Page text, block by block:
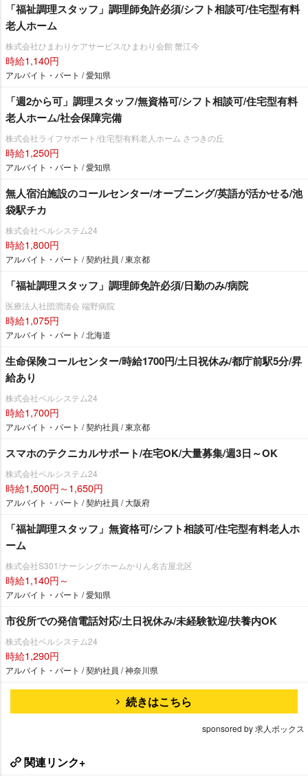
「福祉調理スタッフ」調理師免許必須/シフト相談可/住宅型有料
老人ホーム
株式会社ひまわりケアサービス/ひまわり会館 蟹江今
時給1,140円
アルバイト・パート / 愛知県
「週2から可」調理スタッフ/無資格可/シフト相談可/住宅型有料
老人ホーム/社会保障完備
株式会社ライフサポート/住宅型有料老人ホーム さつきの丘
時給1,250円
アルバイト・パート / 愛知県
無人宿泊施設のコールセンター/オープニング/英語が活かせる/池
袋駅チカ
株式会社ベルシステム24
時給1,800円
アルバイト・パート / 契約社員 / 東京都
「福祉調理スタッフ」調理師免許必須/日勤のみ/病院
医療法人社団潤清会 端野病院
時給1,075円
アルバイト・パート / 北海道
生命保険コールセンター/時給1700円/土日祝休み/都庁前駅5分/昇
給あり
株式会社ベルシステム24
時給1,700円
アルバイト・パート / 契約社員 / 東京都
スマホのテクニカルサポート/在宅OK/大量募集/週3日～OK
株式会社ベルシステム24
時給1,500円～1,650円
アルバイト・パート / 契約社員 / 大阪府
「福祉調理スタッフ」無資格可/シフト相談可/住宅型有料老人ホ
ーム
株式会社S301/ナーシングホームかりん名古屋北区
時給1,140円～
アルバイト・パート / 愛知県
市役所での発信電話対応/土日祝休み/未経験歓迎/扶養内OK
株式会社ベルシステム24
時給1,290円
アルバイト・パート / 契約社員 / 神奈川県
続きはこちら
sponsored by 求人ボックス
関連リンク+